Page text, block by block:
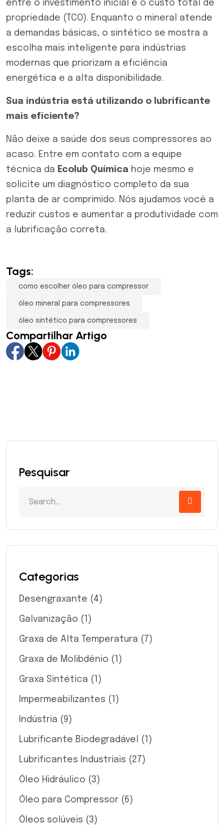
entre o investimento inicial e o custo total de
propriedade (TCO). Enquanto o mineral atende
a demandas básicas, o sintético se mostra a
escolha mais inteligente para indústrias
modernas que priorizam a eficiência
energética e a alta disponibilidade.
Sua indústria está utilizando o lubrificante
mais eficiente?
Não deixe a saúde dos seus compressores ao
acaso. Entre em contato com a equipe
técnica da Ecolub Química hoje mesmo e
solicite um diagnóstico completo da sua
planta de ar comprimido. Nós ajudamos você a
reduzir custos e aumentar a produtividade com
a lubrificação correta.
Tags:
como escolher óleo para compressor
óleo mineral para compressores
óleo sintético para compressores
Compartilhar Artigo
Pesquisar
Categorias
Desengraxante (4)
Galvanização (1)
Graxa de Alta Temperatura (7)
Graxa de Molibdênio (1)
Graxa Sintética (1)
Impermeabilizantes (1)
Indústria (9)
Lubrificante Biodegradável (1)
Lubrificantes Industriais (27)
Óleo Hidráulico (3)
Óleo para Compressor (6)
Óleos solúveis (3)